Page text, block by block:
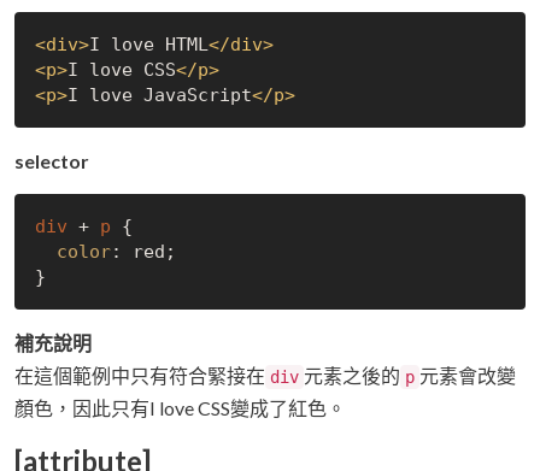
<div>I love HTML</div>
<p>I love CSS</p>
<p>I love JavaScript</p>
selector
div + p {
color: red;
補充說明
在這個範例中只有符合緊接在 div 元素之後的 p 元素會改變
顏色，因此只有I love CSS變成了紅色。
[attribute]